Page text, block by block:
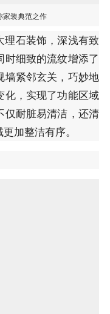
家装典范之作
理石装饰，深浅有致
时细致的流纹增添了
墙紧邻玄关，巧妙地
化，实现了功能区域
仅耐脏易清洁，还清
加整洁有序。